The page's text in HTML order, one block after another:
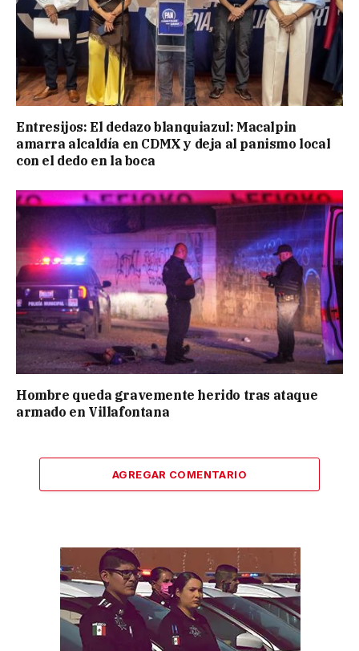
Entresijos: El dedazo blanquiazul: Macalpin
amarra alcaldía en CDMX y deja al panismo local
con el dedo en la boca
Hombre queda gravemente herido tras ataque
armado en Villafontana
AGREGAR COMENTARIO